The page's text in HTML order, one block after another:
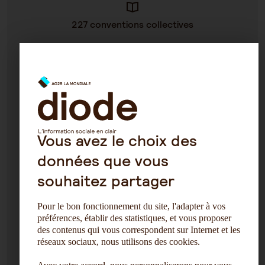
227 conventions collectives
2 200 mises à jour / an en moyenne
Près de 2000 alertes emails / an en moyenne
Vous avez le choix des
données que vous
souhaitez partager
Pour le bon fonctionnement du site, l'adapter à vos
préférences, établir des statistiques, et vous proposer
des contenus qui vous correspondent sur Internet et les
réseaux sociaux, nous utilisons des cookies.